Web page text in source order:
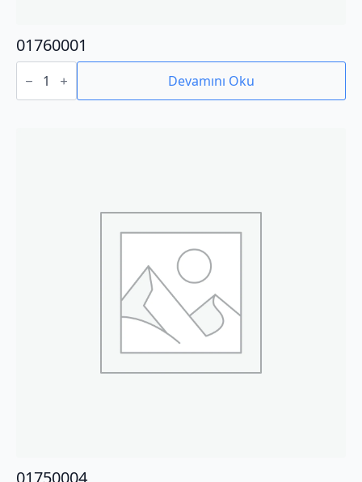
01760001
01760001
adet Devamını Oku
01750004